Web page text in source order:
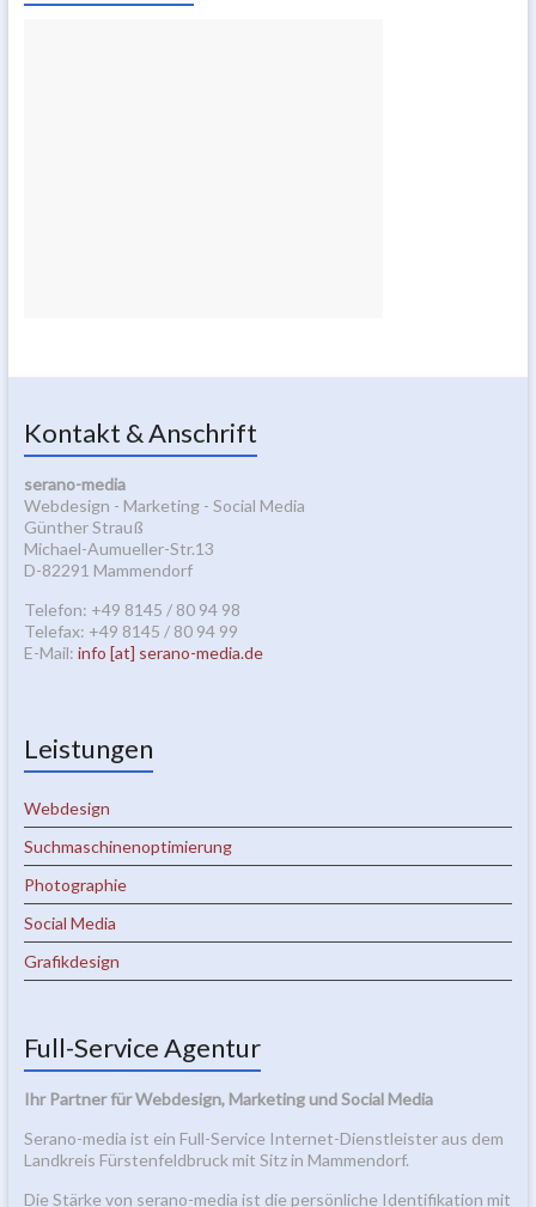
Kontakt & Anschrift
serano-media
Webdesign - Marketing - Social Media
Günther Strauß
Michael-Aumueller-Str.13
D-82291 Mammendorf
Telefon: +49 8145 / 80 94 98
Telefax: +49 8145 / 80 94 99
E-Mail: info [at] serano-media.de
Leistungen
Webdesign
Suchmaschinenoptimierung
Photographie
Social Media
Grafikdesign
Full-Service Agentur
Ihr Partner für Webdesign, Marketing und Social Media
Serano-media ist ein Full-Service Internet-Dienstleister aus dem
Landkreis Fürstenfeldbruck mit Sitz in Mammendorf.
Die Stärke von serano-media ist die persönliche Identifikation mit